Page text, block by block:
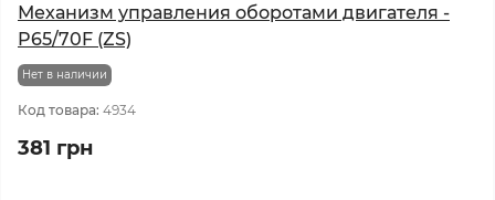
Механизм управления оборотами двигателя -
P65/70F (ZS)
Нет в наличии
Код товара: 4934
381 грн